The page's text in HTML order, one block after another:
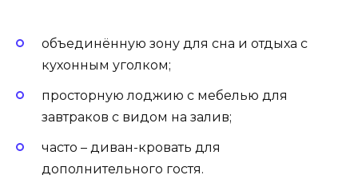
объединённую зону для сна и отдыха с
кухонным уголком;
просторную лоджию с мебелью для
завтраков с видом на залив;
часто – диван-кровать для
дополнительного гостя.